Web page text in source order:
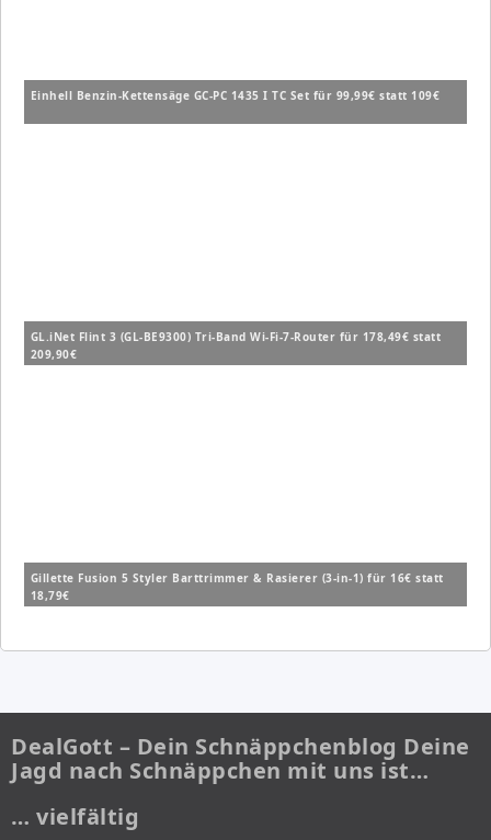
Einhell Benzin-Kettensäge GC-PC 1435 I TC Set für 99,99€ statt 109€
GL.iNet Flint 3 (GL-BE9300) Tri-Band Wi-Fi-7-Router für 178,49€ statt
209,90€
Gillette Fusion 5 Styler Barttrimmer & Rasierer (3-in-1) für 16€ statt
18,79€
DealGott – Dein Schnäppchenblog Deine
Jagd nach Schnäppchen mit uns ist…
… vielfältig